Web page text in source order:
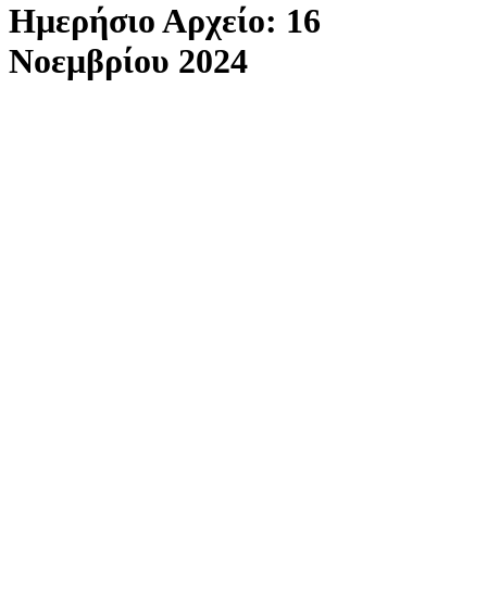
Ημερήσιο Αρχείο: 16
Νοεμβρίου 2024